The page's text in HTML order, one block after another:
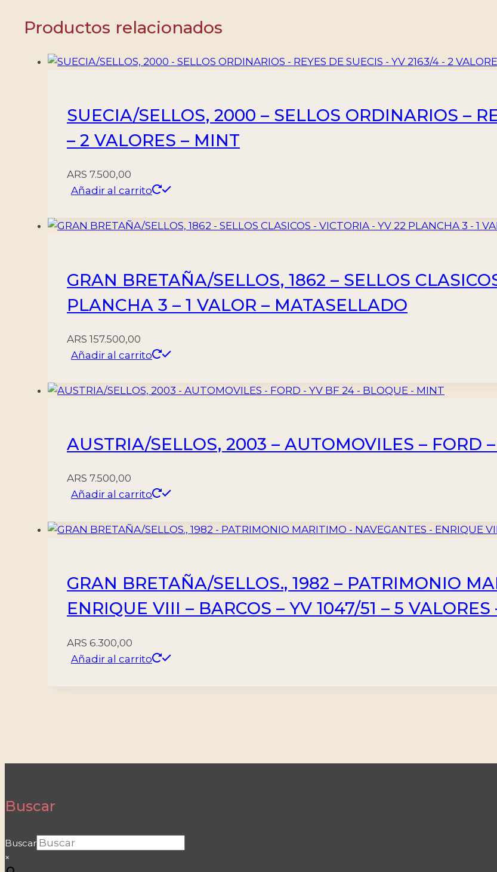
LOS
CROATAS
VALORES
cantidad
Productos relacionados
SUECIA/SELLOS, 2000 – SELLOS ORDINARIOS –
– 2 VALORES – MINT
ARS 7.500,00
Añadir al carrito
GRAN BRETAÑA/SELLOS, 1862 – SELLOS
PLANCHA 3 – 1 VALOR – MATASELLADO
ARS 157.500,00
Añadir al carrito
AUSTRIA/SELLOS, 2003 – AUTOMOVILES – FORD
ARS 7.500,00
Añadir al carrito
GRAN BRETAÑA/SELLOS., 1982 – PATRIMONIO
ENRIQUE VIII – BARCOS – YV 1047/51 – 5
ARS 6.300,00
Añadir al carrito
Buscar
Buscar
×